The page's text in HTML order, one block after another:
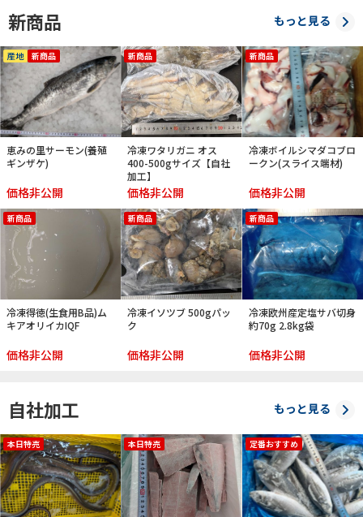
新商品 もっと見る
産地 新商品
恵みの里サーモン(養殖
ギンザケ)
価格非公開
新商品
冷凍ワタリガニ オス
400-500gサイズ【自社
加工】
価格非公開
新商品
冷凍ボイルシマダコブロ
ークン(スライス端材)
価格非公開
新商品
冷凍得徳(生食用B品)ム
キアオリイカIQF
価格非公開
新商品
冷凍イソツブ 500gパッ
ク
価格非公開
新商品
冷凍欧州産定塩サバ切身
約70g 2.8kg袋
価格非公開
自社加工 もっと見る
本日特売 本日特売 定番おすすめ